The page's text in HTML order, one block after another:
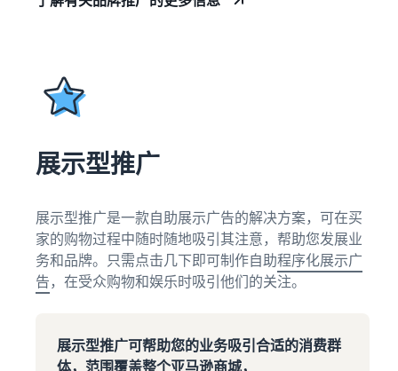
展示型推广
展示型推广是一款自助展示广告的解决方案，可在买
家的购物过程中随时随地吸引其注意，帮助您发展业
务和品牌。只需点击几下即可制作自助程序化展示广
告 ，在受众购物和娱乐时吸引他们的关注。
展示型推广可帮助您的业务吸引合适的消费群
体，范围覆盖整个亚马逊商城，